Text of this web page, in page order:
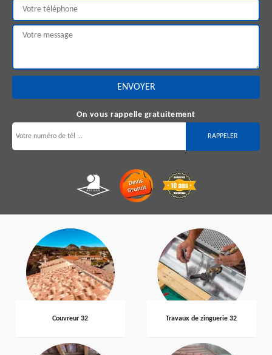
On vous rappelle gratuitement
Couvreur 32 Travaux de zinguerie 32